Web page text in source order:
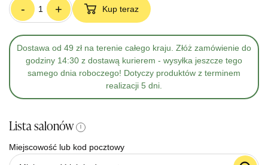
- + Kup teraz
Dostawa od 49 zł na terenie całego kraju. Złóż zamówienie do
godziny 14:30 z dostawą kurierem - wysyłka jeszcze tego
samego dnia roboczego! Dotyczy produktów z terminem
realizacji 5 dni.
Lista salonów i
Miejscowość lub kod pocztowy